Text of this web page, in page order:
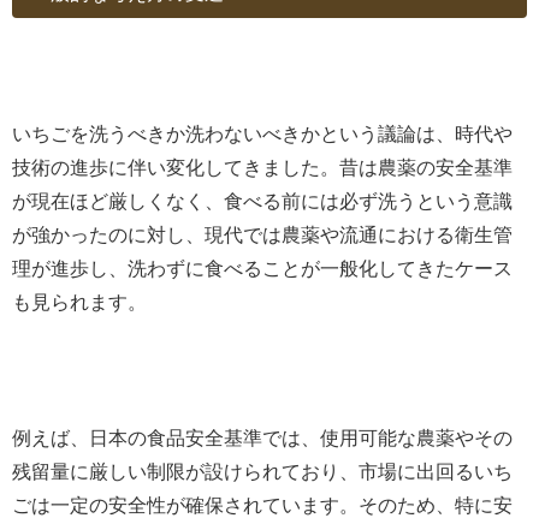
いちごを洗うべきか洗わないべきかという議論は、時代や
技術の進歩に伴い変化してきました。昔は農薬の安全基準
が現在ほど厳しくなく、食べる前には必ず洗うという意識
が強かったのに対し、現代では農薬や流通における衛生管
理が進歩し、洗わずに食べることが一般化してきたケース
も見られます。
例えば、日本の食品安全基準では、使用可能な農薬やその
残留量に厳しい制限が設けられており、市場に出回るいち
ごは一定の安全性が確保されています。そのため、特に安